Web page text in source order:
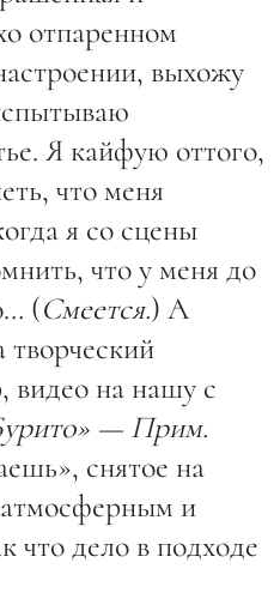
отпаренном
выхожу
Я кайфую оттого,
что меня
я со сцены
что у меня до
(Смеется.) А
видео на нашу с
— Прим.
снятое на
и
что дело в подходе